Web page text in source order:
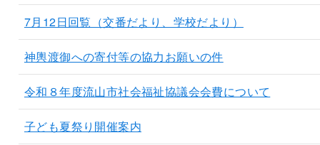
7月12日回覧（交番だより、学校だより）
神輿渡御への寄付等の協力お願いの件
令和８年度流山市社会福祉協議会会費について
子ども夏祭り開催案内